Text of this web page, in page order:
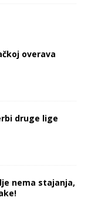
overava
druge lige
nema stajanja,